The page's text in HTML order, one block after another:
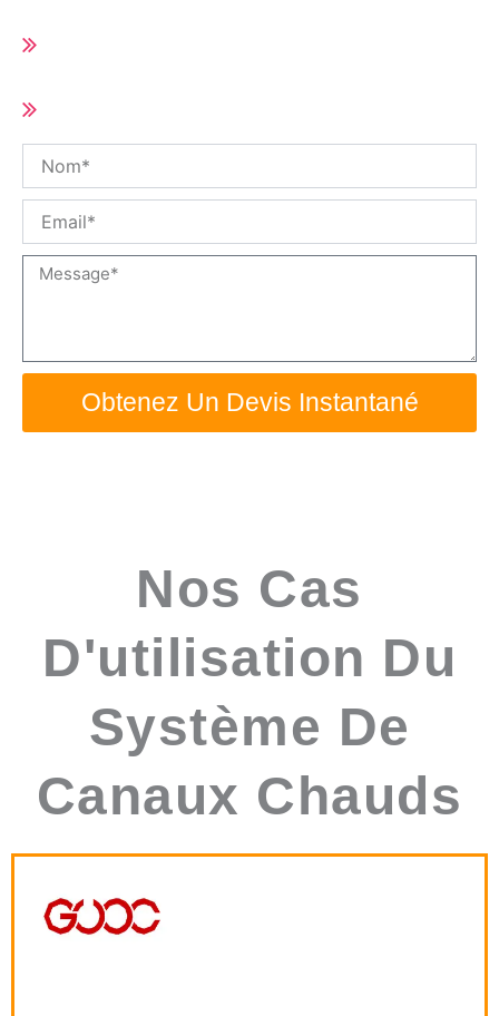
Message
Obtenez Un Devis Instantané
Nos Cas
D'utilisation Du
Système De
Canaux Chauds